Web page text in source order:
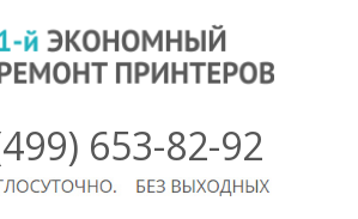
653-82-92